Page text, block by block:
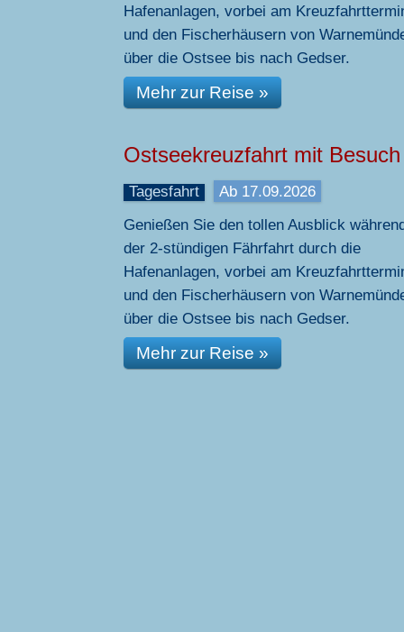
Hafenanlagen, vorbei am
und den Fischerhäusern von
über die Ostsee bis nach Gedser.
Mehr zur Reise »
Ostseekreuzfahrt mit
Tagesfahrt
Ab 17.09.2026
Genießen Sie den tollen Ausblick
der 2-stündigen Fährfahrt durch die
Hafenanlagen, vorbei am
und den Fischerhäusern von
über die Ostsee bis nach Gedser.
Mehr zur Reise »